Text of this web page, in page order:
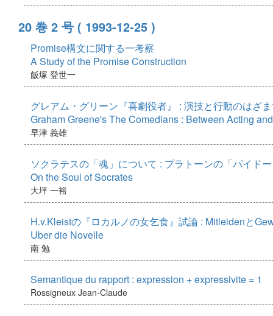
20 巻 2 号 ( 1993-12-25 )
Promise構文に関する一考察
A Study of the Promise Construction
飯塚 登世一
グレアム・グリーン『喜劇役者』 : 演技と行動のはざ
Graham Greene's The Comedians : Between Acting
早津 義雄
ソクラテスの「魂」について : プラトーンの「パイド
On the Soul of Socrates
大坪 一裕
H.v.Kleistの『ロカルノの女乞食』試論 : Mitleidenと
Uber die Novelle
南 勉
Semantique du rapport : expression + expressivite = 1
Rossigneux Jean-Claude